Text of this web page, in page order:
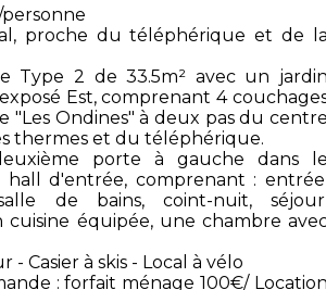
proche du téléphérique et de
Type 2 de 33.5m² avec un
Est, comprenant 4
"Les Ondines" à deux pas du
thermes et du téléphérique.
porte à gauche dans
hall d'entrée, comprenant :
de bains, coint-nuit,
cuisine équipée, une chambre
- Casier à skis - Local à vélo
: forfait ménage 100€/